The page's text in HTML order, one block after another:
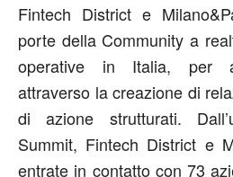
Fintech District e
porte della Community a
operative in Italia, per
attraverso la creazione di
di azione strutturati.
Summit, Fintech District e
entrate in contatto con 73